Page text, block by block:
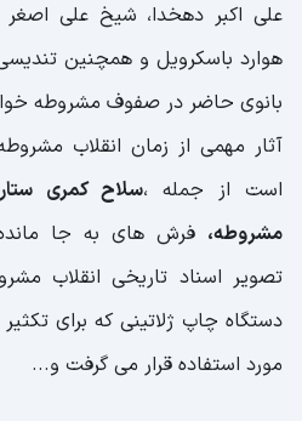
علی اکبر دهخدا، شیخ علی اصغر
هوارد باسکرویل و همچنین
بانوی حاضر در صفوف مشروطه
آثار مهمی از زمان انقلاب
است از جمله ،سلاح کمری
مشروطه، فرش های به جا
تصویر اسناد تاریخی انقلاب
دستگاه چاپ ژلاتینی که برای
مورد استفاده قرار می گرفت و...